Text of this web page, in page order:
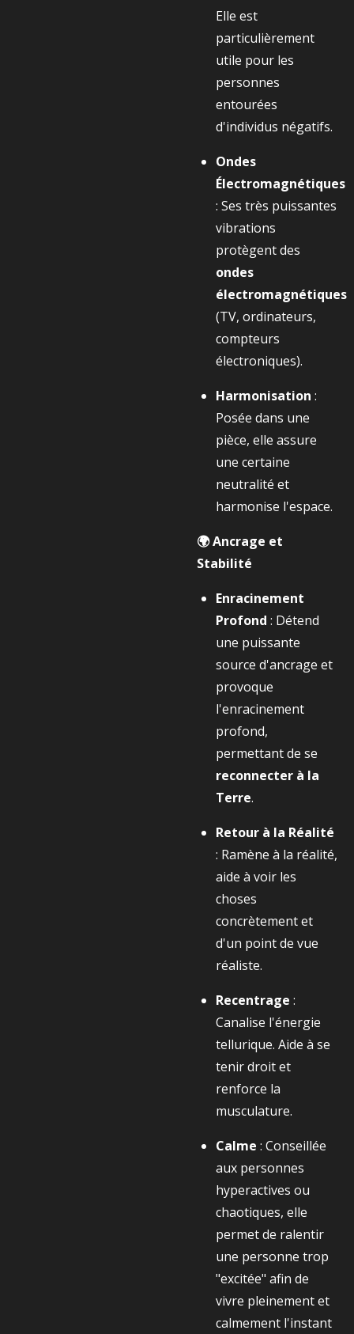
Elle est
particulièrement
utile pour les
personnes
entourées
d'individus négatifs.
Ondes
Électromagnétiques
: Ses très puissantes
vibrations
protègent des
ondes
électromagnétiques
(TV, ordinateurs,
compteurs
électroniques).
Harmonisation :
Posée dans une
pièce, elle assure
une certaine
neutralité et
harmonise l'espace.
🌍 Ancrage et
Stabilité
Enracinement
Profond : Détend
une puissante
source d'ancrage et
provoque
l'enracinement
profond,
permettant de se
reconnecter à la
Terre.
Retour à la Réalité
: Ramène à la réalité,
aide à voir les
choses
concrètement et
d'un point de vue
réaliste.
Recentrage :
Canalise l'énergie
tellurique. Aide à se
tenir droit et
renforce la
musculature.
Calme : Conseillée
aux personnes
hyperactives ou
chaotiques, elle
permet de ralentir
une personne trop
"excitée" afin de
vivre pleinement et
calmement l'instant